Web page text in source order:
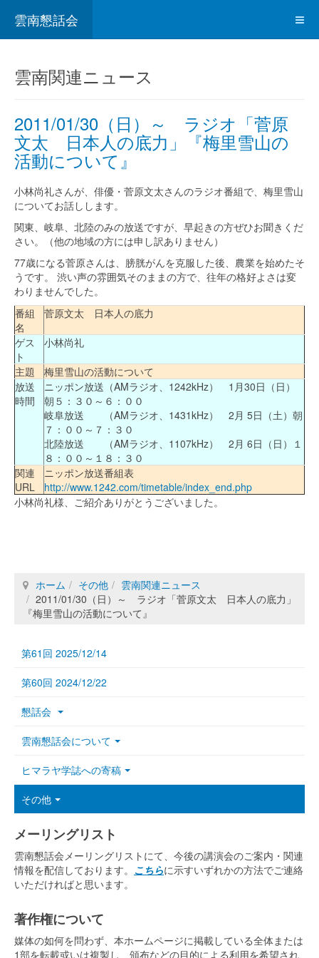
雲南懇話会
雲南関連ニュース
2011/01/30（日）～ ラジオ「菅原
文太 日本人の底力」『梅里雪山の
活動について』
小林尚礼さんが、俳優・菅原文太さんのラジオ番組で、梅里雪山
についてお話しします。
関東、岐阜、北陸のみの放送ですが、早起きの方ぜひお聞きくだ
さい。（他の地域の方には申し訳ありません）
77歳になる菅原さんは、膀胱がんを克服した後、農業を始めたそ
うです。 渋い声の雰囲気そのままの方で、往年の格好よさは変
わりませんでした。
番組
名
菅原文太 日本人の底力
ゲス
ト
小林尚礼
主題
梅里雪山の活動について
放送
時間
ニッポン放送（AMラジオ、1242kHz） 1月30日（日）
朝５：３０～６：００
岐阜放送 （AMラジオ、1431kHz） 2月 5日（土）朝
７：００～７：３０
北陸放送 （AMラジオ、1107kHz） 2月 6日（日）１
８：００～１８：３０
関連
URL
ニッポン放送番組表
http://www.1242.com/timetable/index_end.php
小林尚礼様、ご紹介ありがとうございました。
ホーム その他
雲南関連ニュース
2011/01/30（日）～ ラジオ「菅原文太 日本人の底力」
『梅里雪山の活動について』
第61回 2025/12/14
第60回 2024/12/22
懇話会
雲南懇話会について
ヒマラヤ学誌への寄稿
その他
メーリングリスト
雲南懇話会メーリングリストにて、今後の講演会のご案内・関連
情報を配信しております。 こちらに示すいずれかの方法でご連絡
いただければと思います。
著作権について
媒体の如何を問わず、本ホームページに掲載している全体または
1部を転載或いは複製し、頒布などの目的による利用を希望され